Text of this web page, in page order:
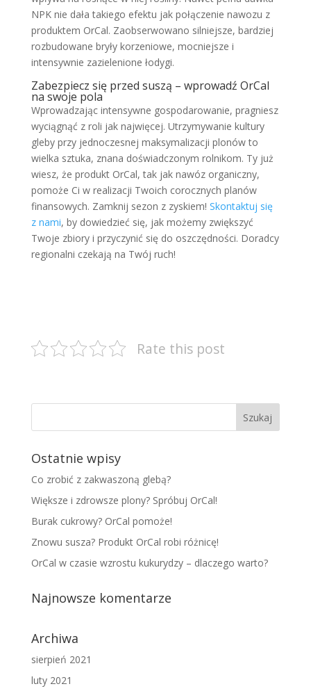
NPK nie dała takiego efektu jak połączenie nawozu z
produktem OrCal. Zaobserwowano silniejsze, bardziej
rozbudowane bryły korzeniowe, mocniejsze i
intensywnie zazielenione łodygi.
Zabezpiecz się przed suszą – wprowadź OrCal
na swoje pola
Wprowadzając intensywne gospodarowanie, pragniesz
wyciągnąć z roli jak najwięcej. Utrzymywanie kultury
gleby przy jednoczesnej maksymalizacji plonów to
wielka sztuka, znana doświadczonym rolnikom. Ty już
wiesz, że produkt OrCal, tak jak nawóz organiczny,
pomoże Ci w realizacji Twoich corocznych planów
finansowych. Zamknij sezon z zyskiem! Skontaktuj się
z nami, by dowiedzieć się, jak możemy zwiększyć
Twoje zbiory i przyczynić się do oszczędności. Doradcy
regionalni czekają na Twój ruch!
Rate this post
Ostatnie wpisy
Co zrobić z zakwaszoną glebą?
Większe i zdrowsze plony? Spróbuj OrCal!
Burak cukrowy? OrCal pomoże!
Znowu susza? Produkt OrCal robi różnicę!
OrCal w czasie wzrostu kukurydzy – dlaczego warto?
Najnowsze komentarze
Archiwa
sierpień 2021
luty 2021